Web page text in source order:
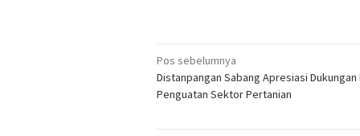
Navigasi
pos
Pos sebelumnya
Distanpangan Sabang Apresiasi Dukungan
Penguatan Sektor Pertanian